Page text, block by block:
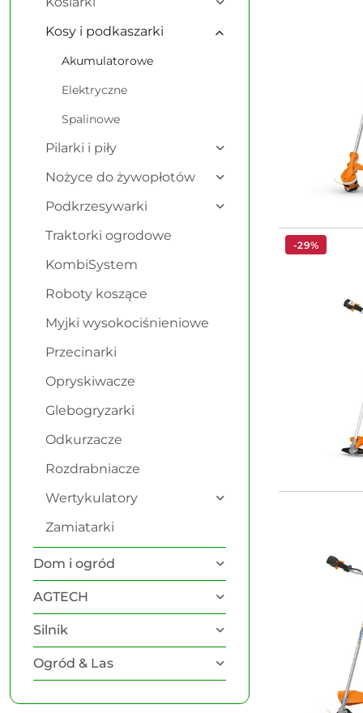
Kosy i podkaszarki
Akumulatorowe
Elektryczne
Spalinowe
Pilarki i piły
Nożyce do żywopłotów
Podkrzesywarki
Traktorki ogrodowe
KombiSystem
Roboty koszące
Myjki wysokociśnieniowe
Przecinarki
Opryskiwacze
Glebogryzarki
Odkurzacze
Rozdrabniacze
Wertykulatory
Zamiatarki
Dom i ogród
AGTECH
Silnik
Ogród & Las
-29%